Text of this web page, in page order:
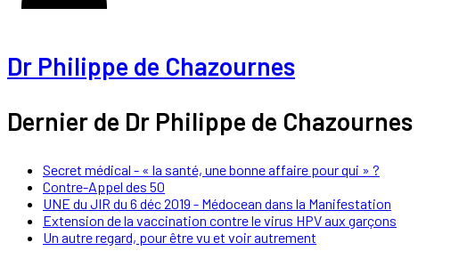
Dr Philippe de Chazournes
Dernier de Dr Philippe de Chazournes
Secret médical - « la santé, une bonne affaire pour qui » ?
Contre-Appel des 50
UNE du JIR du 6 déc 2019 - Médocean dans la Manifestation
Extension de la vaccination contre le virus HPV aux garçons
Un autre regard, pour être vu et voir autrement